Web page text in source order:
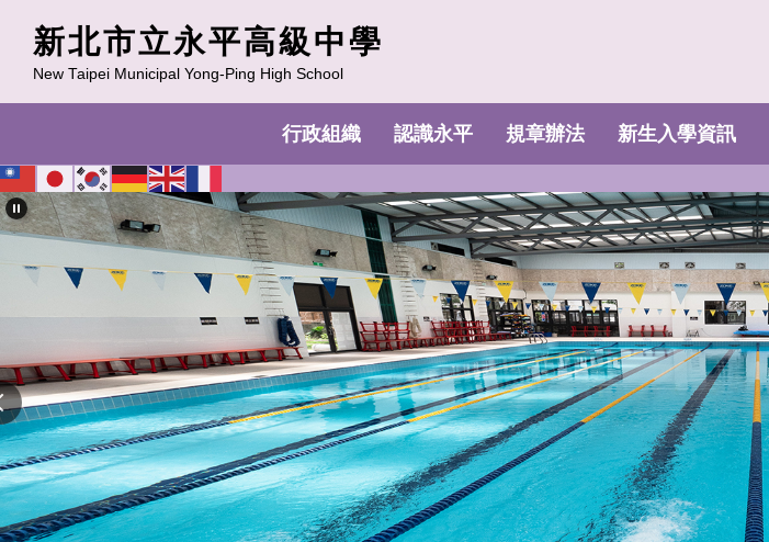
區
新北市立永平高級中學
New Taipei Municipal Yong-Ping High School
行政組織 認識永平 規章辦法 新生入學資訊